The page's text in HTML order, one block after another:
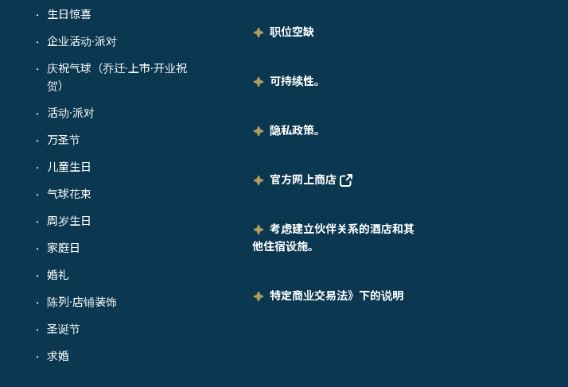
・ 生日惊喜
・ 企业活动·派对
・
庆祝气球（乔迁·上市·开业祝
贺）
・ 活动·派对
・ 万圣节
・ 儿童生日
・ 气球花束
・ 周岁生日
・ 家庭日
・ 婚礼
・ 陈列·店铺装饰
・ 圣诞节
・ 求婚
职位空缺
可持续性。
隐私政策。
官方网上商店
考虑建立伙伴关系的酒店和其
他住宿设施。
特定商业交易法》下的说明